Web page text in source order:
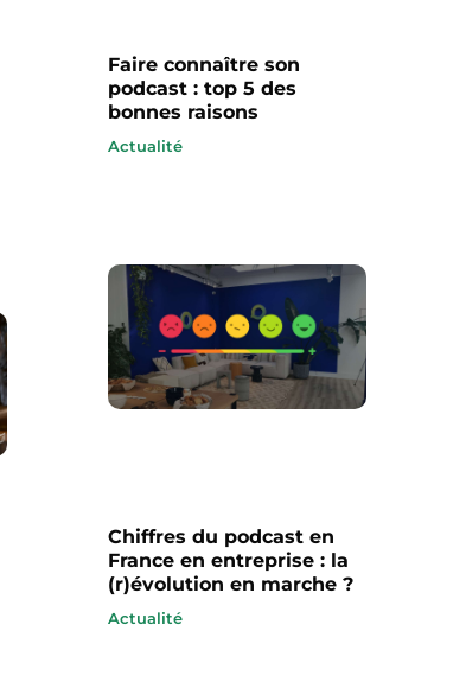
Faire connaître son
podcast : top 5 des
bonnes raisons
Actualité
Chiffres du podcast en
France en entreprise : la
(r)évolution en marche ?
Actualité